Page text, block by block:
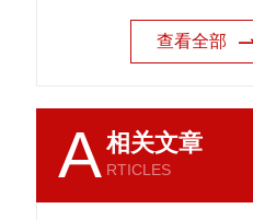
查看全部
A相关文章
RTICLES